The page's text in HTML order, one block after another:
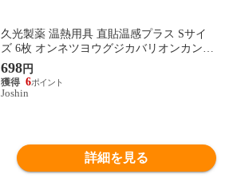
久光製薬 温熱用具 直貼温感プラス Sサイ
ズ 6枚 オンネツヨウグジカバリオンカン6H
【返品種別B】
698円
6
Joshin
詳細を見る